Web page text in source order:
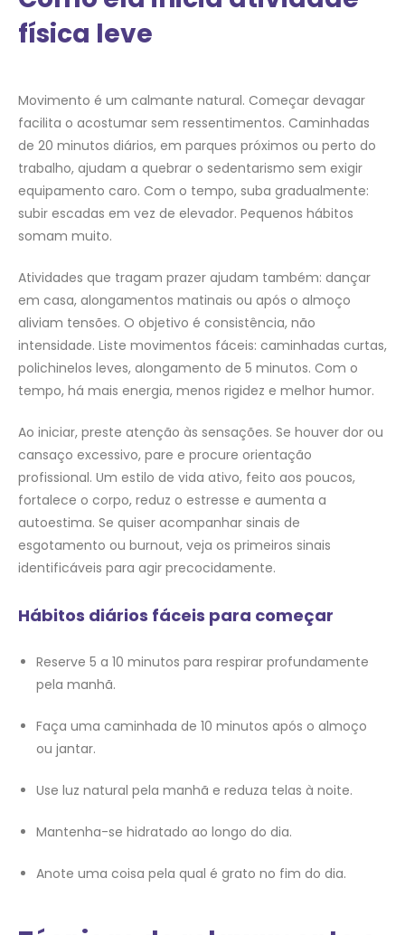
física leve
Movimento é um calmante natural. Começar devagar
facilita o acostumar sem ressentimentos. Caminhadas
de 20 minutos diários, em parques próximos ou perto do
trabalho, ajudam a quebrar o sedentarismo sem exigir
equipamento caro. Com o tempo, suba gradualmente:
subir escadas em vez de elevador. Pequenos hábitos
somam muito.
Atividades que tragam prazer ajudam também: dançar
em casa, alongamentos matinais ou após o almoço
aliviam tensões. O objetivo é consistência, não
intensidade. Liste movimentos fáceis: caminhadas curtas,
polichinelos leves, alongamento de 5 minutos. Com o
tempo, há mais energia, menos rigidez e melhor humor.
Ao iniciar, preste atenção às sensações. Se houver dor ou
cansaço excessivo, pare e procure orientação
profissional. Um estilo de vida ativo, feito aos poucos,
fortalece o corpo, reduz o estresse e aumenta a
autoestima. Se quiser acompanhar sinais de
esgotamento ou burnout, veja os primeiros sinais
identificáveis para agir precocidamente.
Hábitos diários fáceis para começar
Reserve 5 a 10 minutos para respirar profundamente
pela manhã.
Faça uma caminhada de 10 minutos após o almoço
ou jantar.
Use luz natural pela manhã e reduza telas à noite.
Mantenha-se hidratado ao longo do dia.
Anote uma coisa pela qual é grato no fim do dia.